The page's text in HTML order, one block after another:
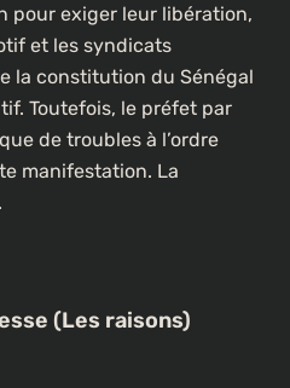
pour exiger leur libération,
et les syndicats
la constitution du Sénégal
Toutefois, le préfet par
de troubles à l’ordre
manifestation. La
(Les raisons)